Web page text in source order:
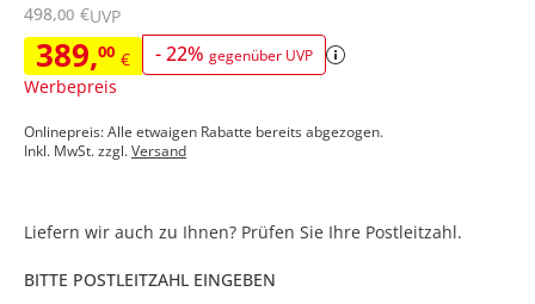
389,00 € -22% gegenüber UVP
Werbepreis
498,00 €UVP
Onlinepreis: Alle etwaigen Rabatte bereits abgezogen.
Inkl. MwSt. zzgl.Versand
Liefern wir auch zu Ihnen? Prüfen Sie Ihre Postleitzahl.
BITTE POSTLEITZAHL EINGEBEN